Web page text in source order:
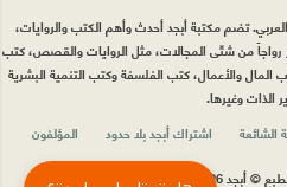
تضم مكتبة أبجد أحدث وأهم الكتب والروايات،
رواجاً من شتّى المجالات، مثل الروايات والقصص، كتب
المال والأعمال، كتب الفلسفة وكتب التنمية البشرية
الذات وغيرها.
الشائعة اشتراك أبجد بلا حدود
المؤلفون
© أبجد 2026